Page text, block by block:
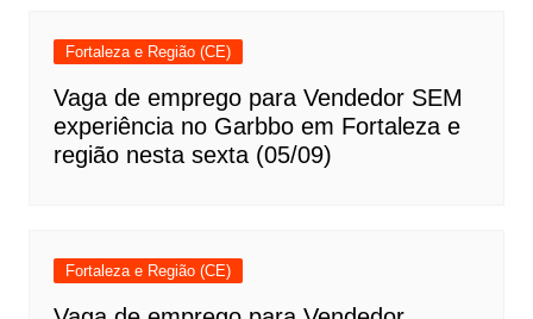
Fortaleza e Região (CE)
Vaga de emprego para Vendedor SEM
experiência no Garbbo em Fortaleza e
região nesta sexta (05/09)
Fortaleza e Região (CE)